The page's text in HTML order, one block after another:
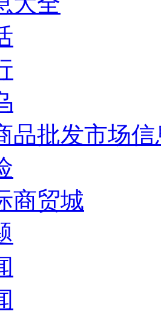
品批发市场
商贸城